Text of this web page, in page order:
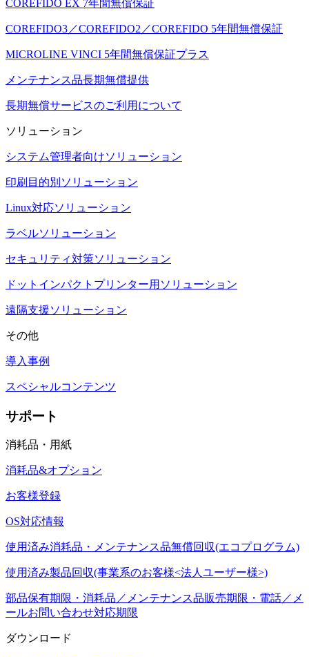
COREFIDO EX 7年間無償保証
COREFIDO3／COREFIDO2／COREFIDO 5年間無償保証
MICROLINE VINCI 5年間無償保証プラス
メンテナンス品長期無償提供
長期無償サービスのご利用について
ソリューション
システム管理者向けソリューション
印刷目的別ソリューション
Linux対応ソリューション
ラベルソリューション
セキュリティ対策ソリューション
ドットインパクトプリンター用ソリューション
遠隔支援ソリューション
その他
導入事例
スペシャルコンテンツ
サポート
消耗品・用紙
消耗品&オプション
お客様登録
OS対応情報
使用済み消耗品・メンテナンス品無償回収(エコプログラム)
使用済み製品回収(事業系のお客様<法人ユーザー様>)
部品保有期限・消耗品／メンテナンス品販売期限・電話／メ
ールお問い合わせ対応期限
ダウンロード